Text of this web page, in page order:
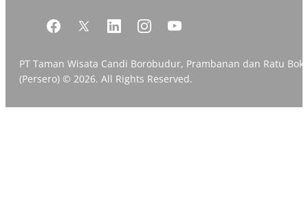
PT Taman Wisata Candi Borobudur, Prambanan dan Ratu
(Persero) © 2026. All Rights Reserved.